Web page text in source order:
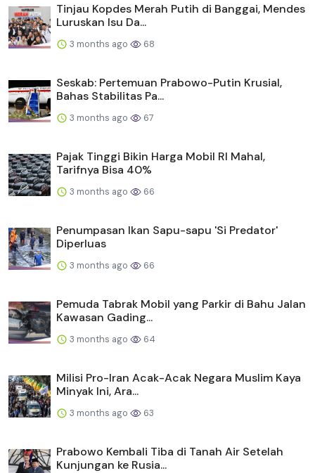
Tinjau Kopdes Merah Putih di Banggai, Mendes
Luruskan Isu Da...
3 months ago 68
Seskab: Pertemuan Prabowo-Putin Krusial,
Bahas Stabilitas Pa...
3 months ago 67
Pajak Tinggi Bikin Harga Mobil RI Mahal,
Tarifnya Bisa 40%
3 months ago 66
Penumpasan Ikan Sapu-sapu 'Si Predator'
Diperluas
3 months ago 66
Pemuda Tabrak Mobil yang Parkir di Bahu Jalan
Kawasan Gading...
3 months ago 64
Milisi Pro-Iran Acak-Acak Negara Muslim Kaya
Minyak Ini, Ara...
3 months ago 63
Prabowo Kembali Tiba di Tanah Air Setelah
Kunjungan ke Rusia...